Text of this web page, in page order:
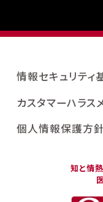
知と情
情報セキュリティ
カスタマーハラス
個人情報保護方